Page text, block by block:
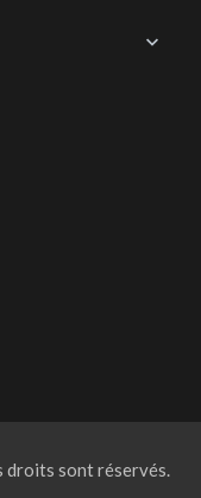

droits sont réservés.